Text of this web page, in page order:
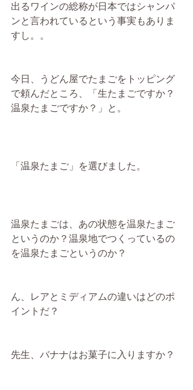
出るワインの総称が日本ではシャンパ
ンと言われているという事実もありま
すし。。
今日、うどん屋でたまごをトッピング
で頼んだところ、「生たまごですか？
温泉たまごですか？」と。
「温泉たまご」を選びました。
温泉たまごは、あの状態を温泉たまご
というのか？温泉地でつくっているの
を温泉たまごというのか？
ん、レアとミディアムの違いはどのポ
イントだ？
先生、バナナはお菓子に入りますか？